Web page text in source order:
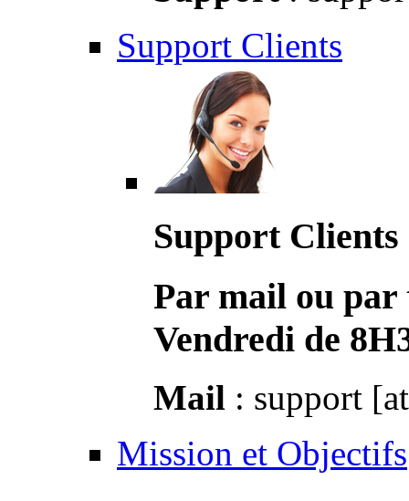
Support Clients
Support Clients
Par mail ou par
Vendredi de
Mail : support
Mission et Objectifs